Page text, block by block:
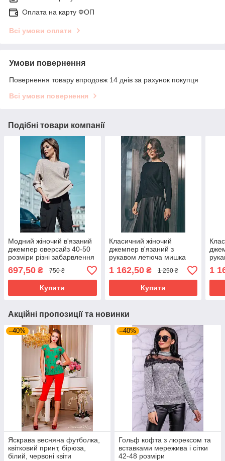
Оплата на карту ФОП
Всі умови оплати
Умови повернення
Повернення товару впродовж 14 днів за рахунок покупця
Всі умови повернення
Подібні товари компанії
Модний жіночий в'язаний
джемпер оверсайз 40-50
розміри різні забарвлення
697,50 ₴ 750 ₴
Купити
Класичний жіночий
джемпер в'язаний з
рукавом летюча мишка
42-48 розміри різні
кольори чорний
1 162,50₴ 1 250 ₴
Купити
42-
1
Акційні пропозиції та новинки
–40%
Яскрава весняна футболка,
квітковий принт, бірюза,
білий, червоні квіти
–40%
Гольф кофта з люрексом та
вставками мережива і сітки
42-48 розміри